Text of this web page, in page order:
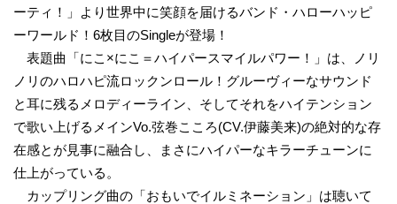
ーティ！」より世界中に笑顔を届けるバンド・ハローハッピ
ーワールド！6枚目のSingleが登場！
表題曲「にこ×にこ＝ハイパースマイルパワー！」は、ノリ
ノリのハロハピ流ロックンロール！グルーヴィーなサウンド
と耳に残るメロディーライン、そしてそれをハイテンション
で歌い上げるメインVo.弦巻こころ(CV.伊藤美来)の絶対的な存
在感とが見事に融合し、まさにハイパーなキラーチューンに
仕上がっている。
カップリング曲の「おもいでイルミネーション」は聴いて